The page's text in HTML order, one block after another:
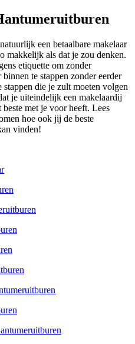
een betaalbare makelaar
makkelijk als dat je zou denken.
etiquette om zonder
te stappen zonder eerder
die je zult moeten volgen
je uiteindelijk een makelaardij
met je voor heeft. Lees
hoe ook jij de beste
vinden!